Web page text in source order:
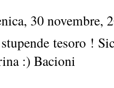
30 novembre,
tesoro !
:) Bacioni